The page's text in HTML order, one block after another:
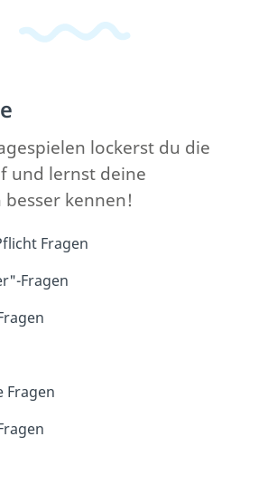
lockerst du die
und lernst deine
kennen!
Fragen
Fragen
Fragen